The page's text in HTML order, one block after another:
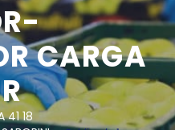
CARGA
18